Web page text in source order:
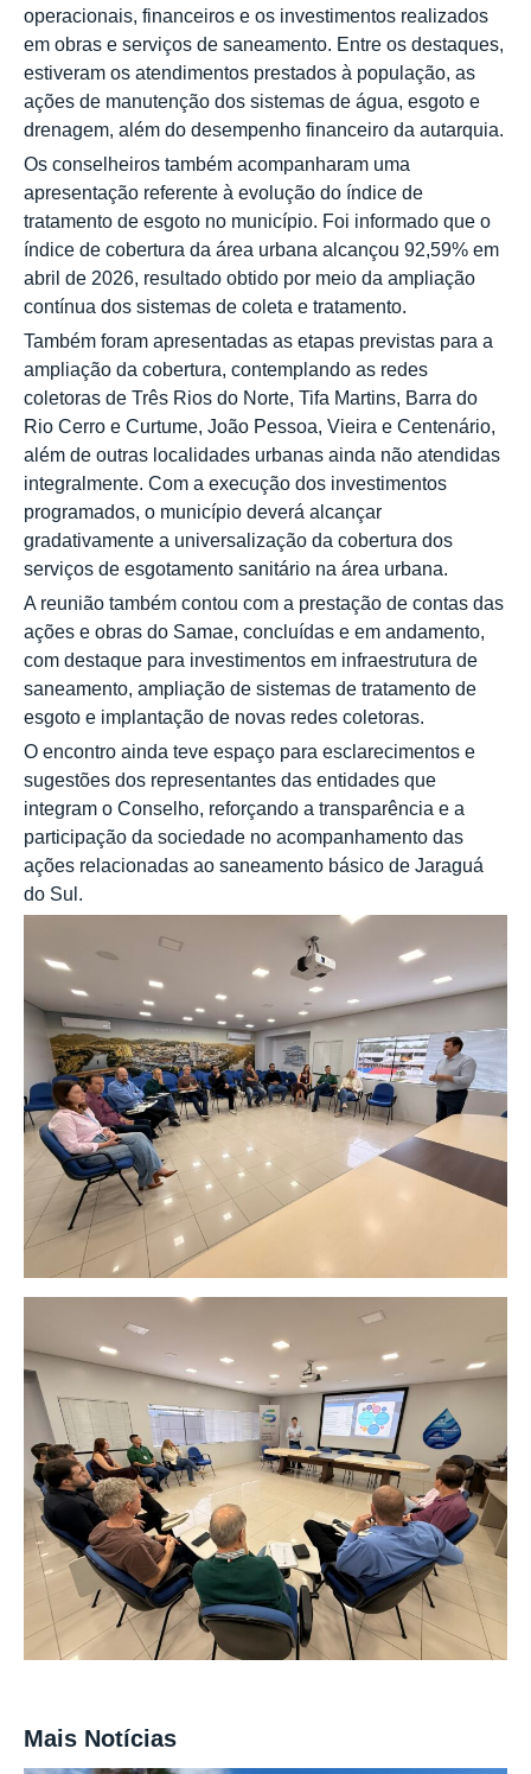
operacionais, financeiros e os investimentos realizados
em obras e serviços de saneamento. Entre os destaques,
estiveram os atendimentos prestados à população, as
ações de manutenção dos sistemas de água, esgoto e
drenagem, além do desempenho financeiro da autarquia.
Os conselheiros também acompanharam uma
apresentação referente à evolução do índice de
tratamento de esgoto no município. Foi informado que o
índice de cobertura da área urbana alcançou 92,59% em
abril de 2026, resultado obtido por meio da ampliação
contínua dos sistemas de coleta e tratamento.
Também foram apresentadas as etapas previstas para a
ampliação da cobertura, contemplando as redes
coletoras de Três Rios do Norte, Tifa Martins, Barra do
Rio Cerro e Curtume, João Pessoa, Vieira e Centenário,
além de outras localidades urbanas ainda não atendidas
integralmente. Com a execução dos investimentos
programados, o município deverá alcançar
gradativamente a universalização da cobertura dos
serviços de esgotamento sanitário na área urbana.
A reunião também contou com a prestação de contas das
ações e obras do Samae, concluídas e em andamento,
com destaque para investimentos em infraestrutura de
saneamento, ampliação de sistemas de tratamento de
esgoto e implantação de novas redes coletoras.
O encontro ainda teve espaço para esclarecimentos e
sugestões dos representantes das entidades que
integram o Conselho, reforçando a transparência e a
participação da sociedade no acompanhamento das
ações relacionadas ao saneamento básico de Jaraguá
do Sul.
Mais Notícias